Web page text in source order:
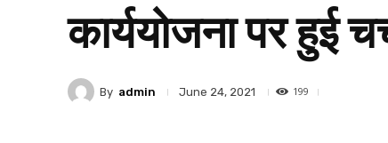
कार्ययोजना पर हुई
By admin June 24, 2021 199